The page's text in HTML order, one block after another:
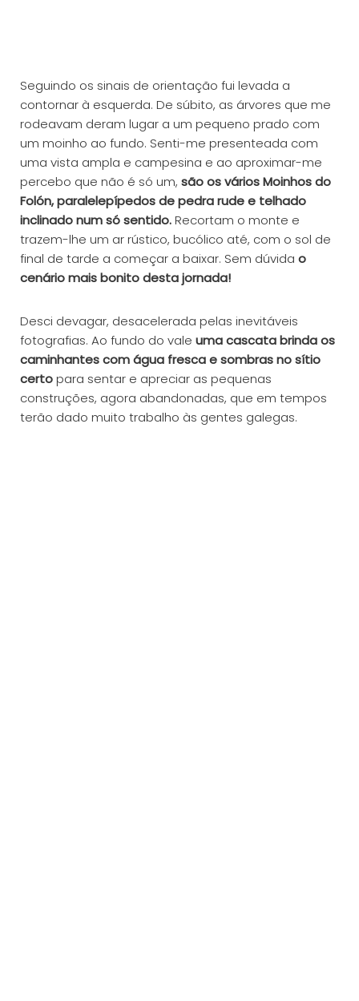
Seguindo os sinais de orientação fui levada a
contornar à esquerda. De súbito, as árvores que me
rodeavam deram lugar a um pequeno prado com
um moinho ao fundo. Senti-me presenteada com
uma vista ampla e campesina e ao aproximar-me
percebo que não é só um, são os vários Moinhos do
Folón, paralelepípedos de pedra rude e telhado
inclinado num só sentido.Recortam o monte e
trazem-lhe um ar rústico, bucólico até, com o sol de
final de tarde a começar a baixar. Sem dúvida o
cenário mais bonito desta jornada!
Desci devagar, desacelerada pelas inevitáveis
fotografias. Ao fundo do vale uma cascata brinda os
caminhantes com água fresca e sombras no sítio
certopara sentar e apreciar as pequenas
construções, agora abandonadas, que em tempos
terão dado muito trabalho às gentes galegas.